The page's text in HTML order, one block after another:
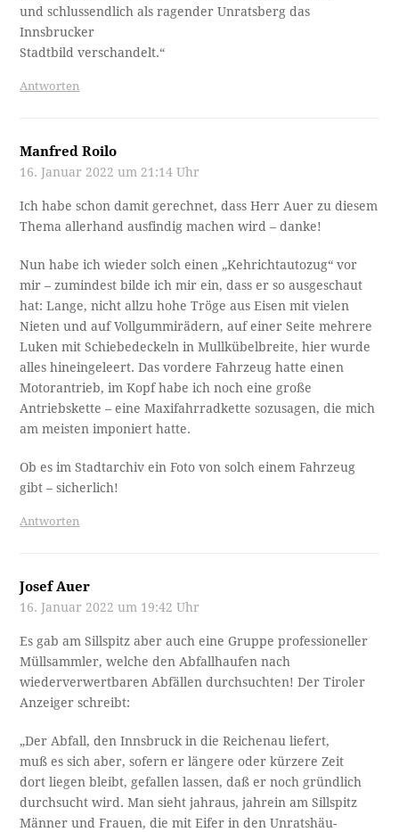
und schlussendlich als ragender Unratsberg das
Innsbrucker
Stadtbild verschandelt.“
Antworten
Manfred Roilo
16. Januar 2022 um 21:14 Uhr
Ich habe schon damit gerechnet, dass Herr Auer zu diesem
Thema allerhand ausfindig machen wird – danke!
Nun habe ich wieder solch einen „Kehrichtautozug“ vor
mir – zumindest bilde ich mir ein, dass er so ausgeschaut
hat: Lange, nicht allzu hohe Tröge aus Eisen mit vielen
Nieten und auf Vollgummirädern, auf einer Seite mehrere
Luken mit Schiebedeckeln in Mullkübelbreite, hier wurde
alles hineingeleert. Das vordere Fahrzeug hatte einen
Motorantrieb, im Kopf habe ich noch eine große
Antriebskette – eine Maxifahrradkette sozusagen, die mich
am meisten imponiert hatte.
Ob es im Stadtarchiv ein Foto von solch einem Fahrzeug
gibt – sicherlich!
Antworten
Josef Auer
16. Januar 2022 um 19:42 Uhr
Es gab am Sillspitz aber auch eine Gruppe professioneller
Müllsammler, welche den Abfallhaufen nach
wiederverwertbaren Abfällen durchsuchten! Der Tiroler
Anzeiger schreibt:
„Der Abfall, den Innsbruck in die Reichenau liefert,
muß es sich aber, sofern er längere oder kürzere Zeit
dort liegen bleibt, gefallen lassen, daß er noch gründlich
durchsucht wird. Man sieht jahraus, jahrein am Sillspitz
Männer und Frauen, die mit Eifer in den Unratshäu-